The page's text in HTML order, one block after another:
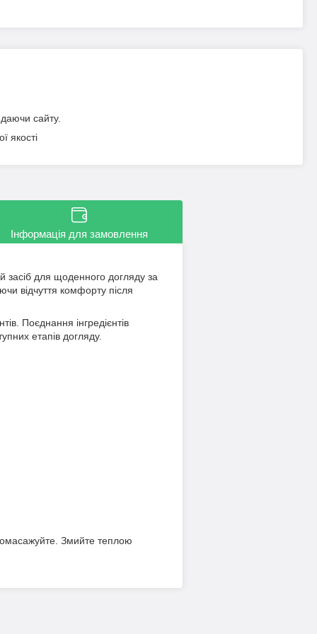
сайту.
якості
Інформація для замовлення
для щоденного догляду за
відчуття комфорту після
Поєднання інгредієнтів
етапів догляду.
Змийте теплою